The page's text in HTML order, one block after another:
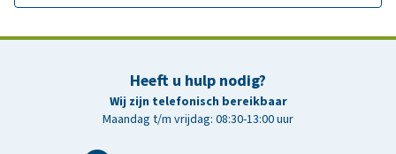
Heeft u hulp nodig?
Wij zijn telefonisch bereikbaar
Maandag t/m vrijdag: 08:30-13:00 uur